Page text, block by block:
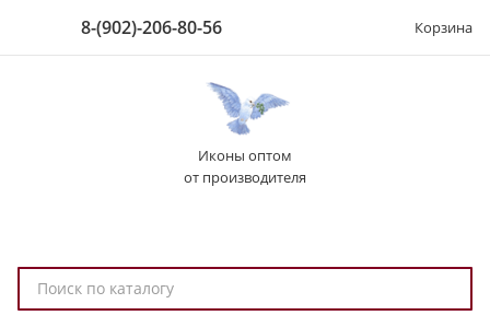
8-(902)-206-80-56 Корзина
Иконы оптом
от производителя
о